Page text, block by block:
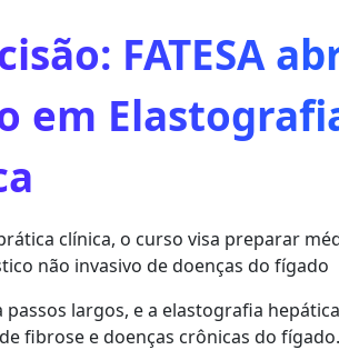
FATESA
em
clínica, o curso visa preparar
não invasivo de doenças do fígado
largos, e a elastografia
fibrose e doenças crônicas do